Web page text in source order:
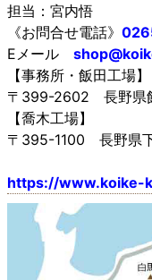
担当：宮内悟
《お問合せ電話》
Eメール
【事務所・飯田工場】
〒399-2602 長野県
【喬木工場】
〒395-1100 長野県
https://www.koike-